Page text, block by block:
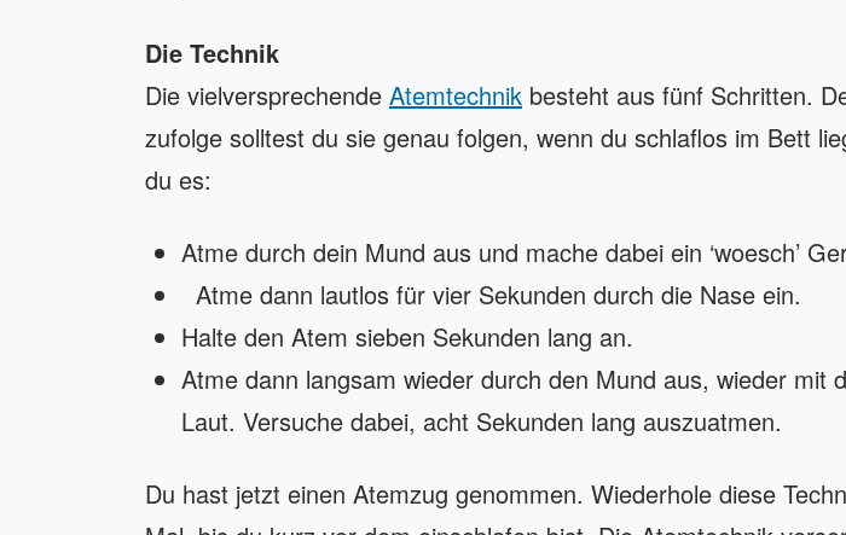
Die Technik
Die vielversprechende Atemtechnik besteht aus fünf Schritten.
zufolge solltest du sie genau folgen, wenn du schlaflos im Bett
du es:
Atme durch dein Mund aus und mache dabei ein ‘woesch’
Atme dann lautlos für vier Sekunden durch die Nase ein.
Halte den Atem sieben Sekunden lang an.
Atme dann langsam wieder durch den Mund aus, wieder mit
Laut. Versuche dabei, acht Sekunden lang auszuatmen.
Du hast jetzt einen Atemzug genommen. Wiederhole diese